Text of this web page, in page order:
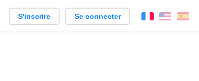
S'inscrire Se connecter FrançaisEnglish